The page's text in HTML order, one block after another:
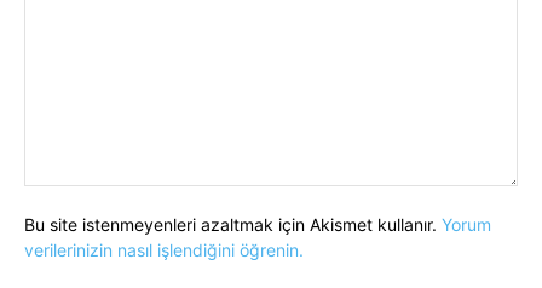
Bu site istenmeyenleri azaltmak için Akismet kullanır. Yorum
verilerinizin nasıl işlendiğini öğrenin.
Can Özkan
Deniz Alptekin Emre Nar
Eyup Turşucu
Genel Havacılık
Haberler
Kemali Bülent Edalı
Kürşad Malkoç
Mustafa Kılıç